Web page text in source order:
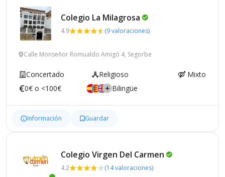
Colegio La Milagrosa
4.9 (9 valoraciones)
Calle Monseñor Romualdo Amigó 4, Segorbe
Concertado Religioso
Mixto
0€ o <100€
Bilingüe
Información Guardar
Colegio Virgen Del Carmen
4.2 (14 valoraciones)